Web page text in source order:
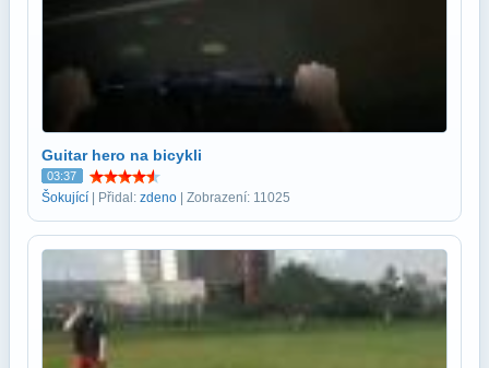
Guitar hero na bicykli
03:37
Šokující | Přidal: zdeno | Zobrazení: 11025